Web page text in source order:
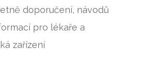
doporučení, návodů
pro lékaře a
zařízení